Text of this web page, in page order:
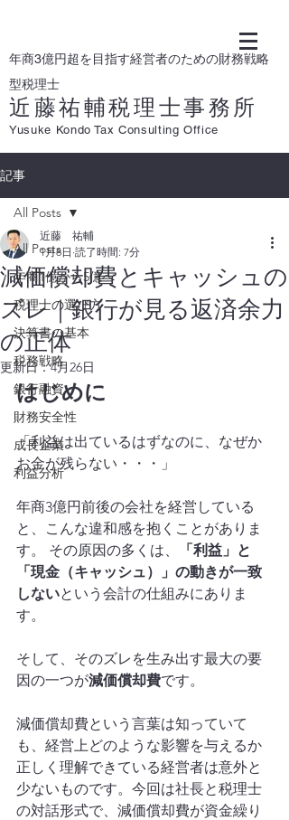
年商3億円超を目指す経営者のための財務戦略
型税理士
近藤祐輔税理士事務所
Yusuke Kondo Tax Consulting Office
記事
All Posts
年商1億から5億へ
税理士の選び方
決算書の基本
税務戦略
銀行融資
財務安全性
成長企業
利益分析
All Posts
減価償却費とキャッシュの
ズレ｜銀行が見る返済余力
の正体
近藤 祐輔
1月8日 読了時間: 7分
更新日：4月26日
はじめに
「利益は出ているはずなのに、なぜか
お金が残らない・・・」
年商3億円前後の会社を経営している
と、こんな違和感を抱くことがありま
す。 その原因の多くは、
「利益」と
「現金（キャッシュ）」の動きが一致
しないという会計の仕組みにありま
す。
そして、そのズレを生み出す最大の要
因の一つが減価償却費です。
減価償却費という言葉は知っていて
も、経営上どのような影響を与えるか
正しく理解できている経営者は意外と
少ないものです。今回は社長と税理士
の対話形式で、減価償却費が資金繰り